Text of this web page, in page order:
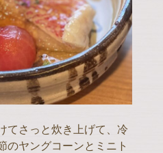
てさっと炊き上げて、冷
のヤングコーンとミニト